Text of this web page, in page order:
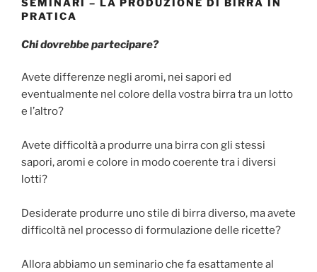
SEMINARI – LA PRODUZIONE DI BIRRA IN
PRATICA
Chi dovrebbe partecipare?
Avete differenze negli aromi, nei sapori ed
eventualmente nel colore della vostra birra tra un lotto
e l’altro?
Avete difficoltà a produrre una birra con gli stessi
sapori, aromi e colore in modo coerente tra i diversi
lotti?
Desiderate produrre uno stile di birra diverso, ma avete
difficoltà nel processo di formulazione delle ricette?
Allora abbiamo un seminario che fa esattamente al